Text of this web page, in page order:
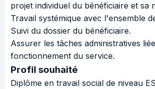
projet individuel du bénéficiaire et sa
Travail systémique avec l'ensemble
Suivi du dossier du bénéficiaire.
Assurer les tâches administratives
fonctionnement du service.
Profil souhaité
Diplôme en travail social de niveau